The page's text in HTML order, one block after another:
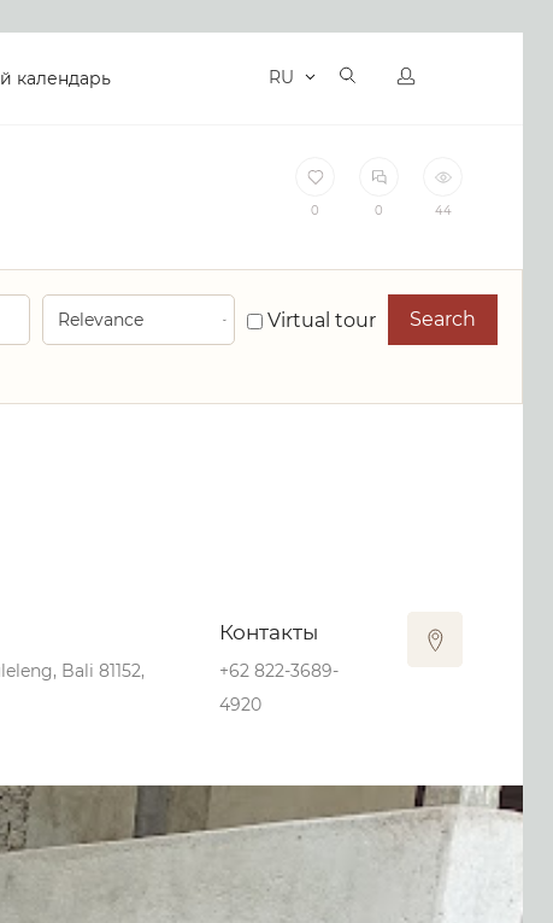
календарь RU
0 0 44
Virtual tour Search
Bali 81152,
Контакты
+62 822-3689-
4920